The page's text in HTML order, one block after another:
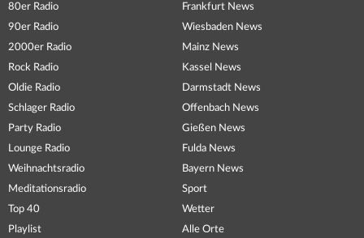
80er Radio
90er Radio
2000er Radio
Rock Radio
Oldie Radio
Schlager Radio
Party Radio
Lounge Radio
Weihnachtsradio
Meditationsradio
Top 40
Playlist
Frankfurt News
Wiesbaden News
Mainz News
Kassel News
Darmstadt News
Offenbach News
Gießen News
Fulda News
Bayern News
Sport
Wetter
Alle Orte